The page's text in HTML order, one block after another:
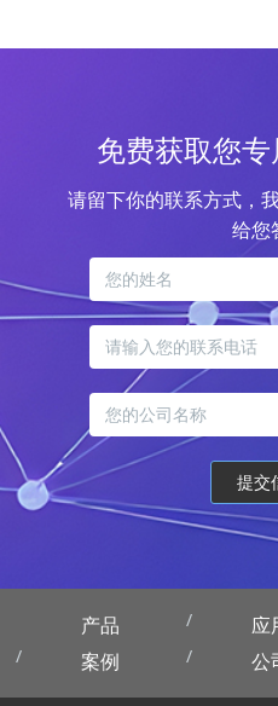
免费获取您
请留下你的联系方式，
给您
提交
产品 应
案例
公